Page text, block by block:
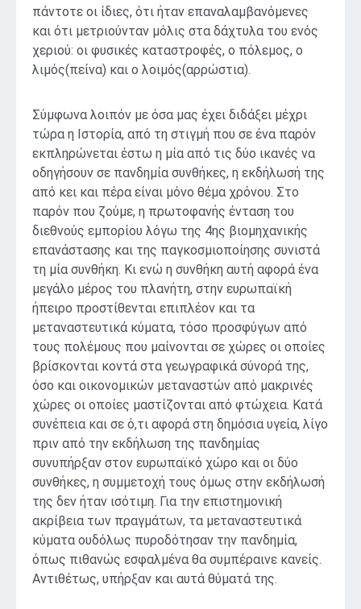
πάντοτε οι ίδιες, ότι ήταν επαναλαμβανόμενες
και ότι μετριούνταν μόλις στα δάχτυλα του ενός
χεριού: οι φυσικές καταστροφές, ο πόλεμος, ο
λιμός(πείνα) και ο λοιμός(αρρώστια).
Σύμφωνα λοιπόν με όσα μας έχει διδάξει μέχρι
τώρα η Ιστορία, από τη στιγμή που σε ένα παρόν
εκπληρώνεται έστω η μία από τις δύο ικανές να
οδηγήσουν σε πανδημία συνθήκες, η εκδήλωσή της
από κει και πέρα είναι μόνο θέμα χρόνου. Στο
παρόν που ζούμε, η πρωτοφανής ένταση του
διεθνούς εμπορίου λόγω της 4ης βιομηχανικής
επανάστασης και της παγκοσμιοποίησης συνιστά
τη μία συνθήκη. Κι ενώ η συνθήκη αυτή αφορά ένα
μεγάλο μέρος του πλανήτη, στην ευρωπαϊκή
ήπειρο προστίθενται επιπλέον και τα
μεταναστευτικά κύματα, τόσο προσφύγων από
τους πολέμους που μαίνονται σε χώρες οι οποίες
βρίσκονται κοντά στα γεωγραφικά σύνορά της,
όσο και οικονομικών μεταναστών από μακρινές
χώρες οι οποίες μαστίζονται από φτώχεια. Κατά
συνέπεια και σε ό,τι αφορά στη δημόσια υγεία, λίγο
πριν από την εκδήλωση της πανδημίας
συνυπήρξαν στον ευρωπαϊκό χώρο και οι δύο
συνθήκες, η συμμετοχή τους όμως στην εκδήλωσή
της δεν ήταν ισότιμη. Για την επιστημονική
ακρίβεια των πραγμάτων, τα μεταναστευτικά
κύματα ουδόλως πυροδότησαν την πανδημία,
όπως πιθανώς εσφαλμένα θα συμπέραινε κανείς.
Αντιθέτως, υπήρξαν και αυτά θύματά της.